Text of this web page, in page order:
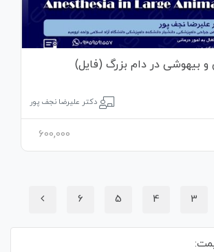
بیهوشی در دام بزرگ (فایل)
دکتر علیرضا نجف پور
600,000
3
4
5
6